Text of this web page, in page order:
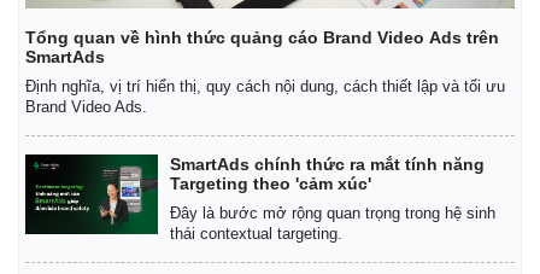
Tổng quan về hình thức quảng cáo Brand Video Ads trên
SmartAds
Định nghĩa, vị trí hiển thị, quy cách nội dung, cách thiết lập và tối ưu
Brand Video Ads.
SmartAds chính thức ra mắt tính năng
Targeting theo 'cảm xúc'
Đây là bước mở rộng quan trọng trong hệ sinh
thái contextual targeting.